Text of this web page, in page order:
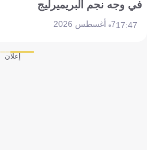
في وجه نجم البريميرليج
17:477 أغسطس 2026
إعلان